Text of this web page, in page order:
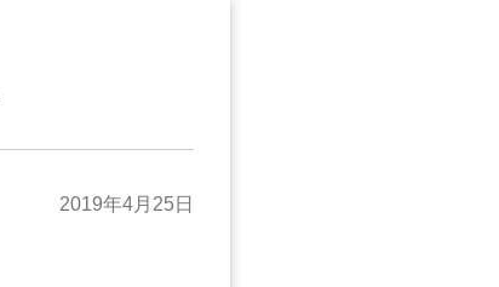
2019年4月25日